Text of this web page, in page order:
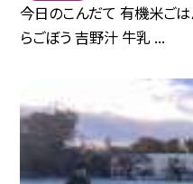
今日のこんだて 有機米ご
らごぼう 吉野汁 牛乳 ...